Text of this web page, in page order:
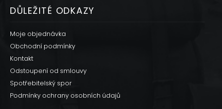
DŮLEŽITÉ ODKAZY
Moje objednávka
Obchodní podmínky
Kontakt
Odstoupení od smlouvy
Spotřebitelský spor
Podmínky ochrany osobních údajů